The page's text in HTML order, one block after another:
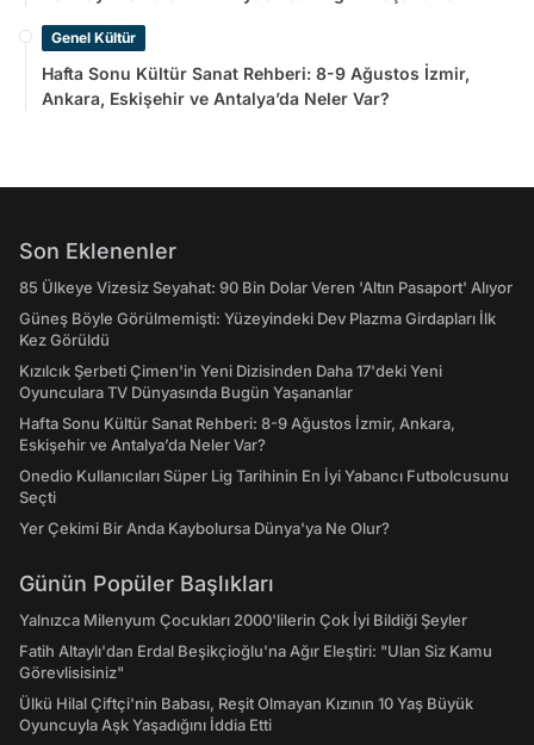
Genel Kültür
Hafta Sonu Kültür Sanat Rehberi: 8-9 Ağustos İzmir,
Ankara, Eskişehir ve Antalya’da Neler Var?
Son Eklenenler
85 Ülkeye Vizesiz Seyahat: 90 Bin Dolar Veren 'Altın Pasaport' Alıyor
Güneş Böyle Görülmemişti: Yüzeyindeki Dev Plazma Girdapları İlk
Kez Görüldü
Kızılcık Şerbeti Çimen'in Yeni Dizisinden Daha 17'deki Yeni
Oyunculara TV Dünyasında Bugün Yaşananlar
Hafta Sonu Kültür Sanat Rehberi: 8-9 Ağustos İzmir, Ankara,
Eskişehir ve Antalya’da Neler Var?
Onedio Kullanıcıları Süper Lig Tarihinin En İyi Yabancı Futbolcusunu
Seçti
Yer Çekimi Bir Anda Kaybolursa Dünya'ya Ne Olur?
Günün Popüler Başlıkları
Yalnızca Milenyum Çocukları 2000'lilerin Çok İyi Bildiği Şeyler
Fatih Altaylı'dan Erdal Beşikçioğlu'na Ağır Eleştiri: "Ulan Siz Kamu
Görevlisisiniz"
Ülkü Hilal Çiftçi'nin Babası, Reşit Olmayan Kızının 10 Yaş Büyük
Oyuncuyla Aşk Yaşadığını İddia Etti